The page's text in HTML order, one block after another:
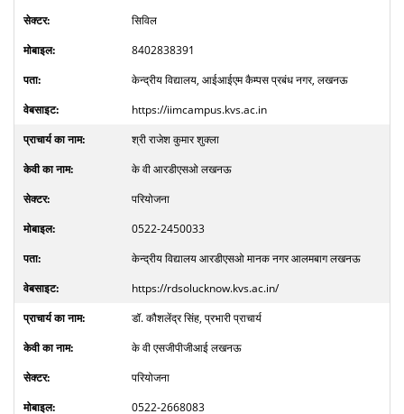
सिविल
8402838391
केन्द्रीय विद्यालय, आईआईएम कैम्पस प्रबंध नगर, लखनऊ
https://iimcampus.kvs.ac.in
श्री राजेश कुमार शुक्ला
के वी आरडीएसओ लखनऊ
परियोजना
0522-2450033
केन्द्रीय विद्यालय आरडीएसओ मानक नगर आलमबाग लखनऊ
https://rdsolucknow.kvs.ac.in/
डॉ. कौशलेंद्र सिंह, प्रभारी प्राचार्य
के वी एसजीपीजीआई लखनऊ
परियोजना
0522-2668083